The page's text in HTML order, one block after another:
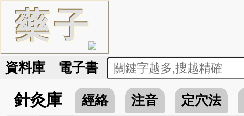
藥子
資料庫 電子書
針灸庫 經絡 注音 定穴法